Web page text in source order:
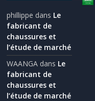
phillippe dans Le
fabricant de
chaussures et
l’étude de marché
WAANGA dans Le
fabricant de
chaussures et
l’étude de marché